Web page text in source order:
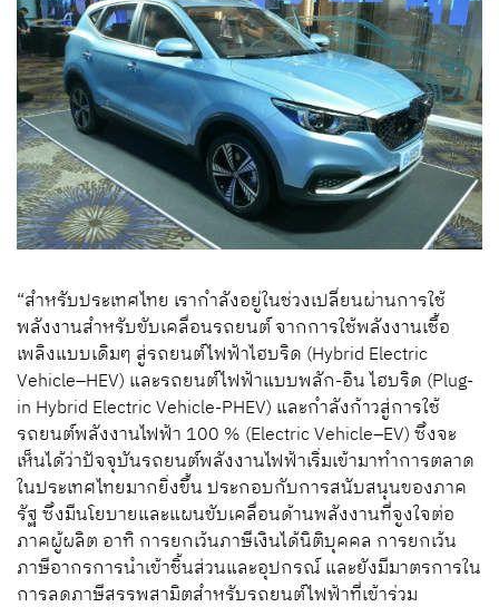
“สำหรับประเทศไทย เรากำลังอยู่ในช่วงเปลี่ยนผ่านการใช้
พลังงานสำหรับขับเคลื่อนรถยนต์จากการใช้พลังงานเชื้อ
เพลิงแบบเดิมๆ สู่รถยนต์ไฟฟ้าไฮบริด (Hybrid Electric
Vehicle–HEV) และรถยนต์ไฟฟ้าแบบพลัก-อิน ไฮบริด (Plug-
in Hybrid Electric Vehicle-PHEV) และกำลังก้าวสู่การใช้
รถยนต์พลังงานไฟฟ้า 100 % (Electric Vehicle–EV)ซึ่งจะ
เห็นได้ว่าปัจจุบันรถยนต์พลังงานไฟฟ้าเริ่มเข้ามาทำการตลาด
ในประเทศไทยมากยิ่งขึ้นประกอบกับการสนับสนุนของภาค
รัฐซึ่งมีนโยบายและแผนขับเคลื่อนด้านพลังงานที่จูงใจต่อ
ภาคผู้ผลิต อาทิ การยกเว้นภาษีเงินได้นิติบุคคล การยกเว้น
ภาษีอากรการนำเข้าชิ้นส่วนและอุปกรณ์ และยังมีมาตรการใน
การลดภาษีสรรพสามิตสำหรับรถยนต์ไฟฟ้าที่เข้าร่วม